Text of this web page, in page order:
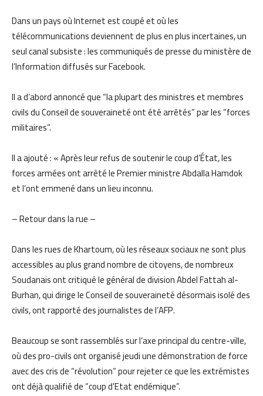
Dans un pays où Internet est coupé et où les
télécommunications deviennent de plus en plus incertaines, un
seul canal subsiste : les communiqués de presse du ministère de
l’Information diffusés sur Facebook.
Il a d’abord annoncé que “la plupart des ministres et membres
civils du Conseil de souveraineté ont été arrêtés” par les “forces
militaires”.
Il a ajouté : « Après leur refus de soutenir le coup d’État, les
forces armées ont arrêté le Premier ministre Abdalla Hamdok
et l’ont emmené dans un lieu inconnu.
– Retour dans la rue –
Dans les rues de Khartoum, où les réseaux sociaux ne sont plus
accessibles au plus grand nombre de citoyens, de nombreux
Soudanais ont critiqué le général de division Abdel Fattah al-
Burhan, qui dirige le Conseil de souveraineté désormais isolé des
civils, ont rapporté des journalistes de l’AFP.
Beaucoup se sont rassemblés sur l’axe principal du centre-ville,
où des pro-civils ont organisé jeudi une démonstration de force
avec des cris de “révolution” pour rejeter ce que les extrémistes
ont déjà qualifié de “coup d’Etat endémique”.